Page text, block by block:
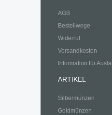
AGB
Bestellwege
Widerruf
Versandkosten
Information für
ARTIKEL
Silbermünzen
Goldmünzen